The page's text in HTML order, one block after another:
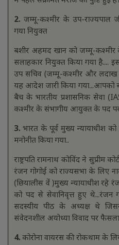
2. जम्मू-कश्मीर के उप-राज्यपाल
गया नियुक्त
बशीर अहमद खान को जम्मू-कश्मीर
सलाहकार नियुक्त किया गया है....
उप सचिव (जम्मू-कश्मीर और लदाख
यह आदेश जारी किया गया...आपको
बैच के भारतीय प्रशासनिक सेवा
कश्मीर के संभागीय आयुक्त के पद पर
3. भारत के पूर्व मुख्य न्यायाधीश
मनोनीत किया गया..
राष्ट्रपति रामनाथ कोविंद ने सुप्रीम
रंजन गोगोई को राज्यसभा के लिए
(छियालीस वें )मुख्य न्यायाधीश रहे
को पद से सेवानिवृत्त हुए थे...रंजन
सदस्यीय पीठ के अध्यक्ष थे
संवेदनशील अयोध्या विवाद पर
4.कोरोना वायरस की रोकथाम के